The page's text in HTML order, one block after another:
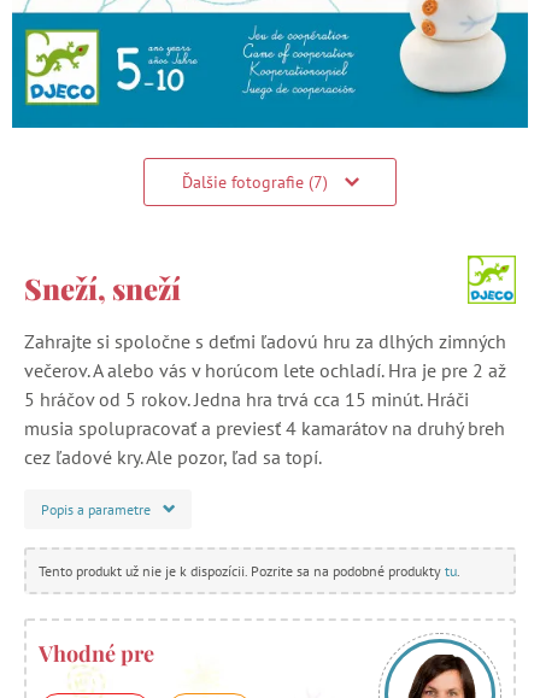
Ďalšie fotografie (7)
Sneží, sneží
Zahrajte si spoločne s deťmi ľadovú hru za dlhých zimných
večerov. A alebo vás v horúcom lete ochladí. Hra je pre 2 až
5 hráčov od 5 rokov. Jedna hra trvá cca 15 minút. Hráči
musia spolupracovať a previesť 4 kamarátov na druhý breh
cez ľadové kry. Ale pozor, ľad sa topí.
Popis a parametre
Tento produkt už nie je k dispozícii. Pozrite sa na podobné produkty tu
Vhodné pre